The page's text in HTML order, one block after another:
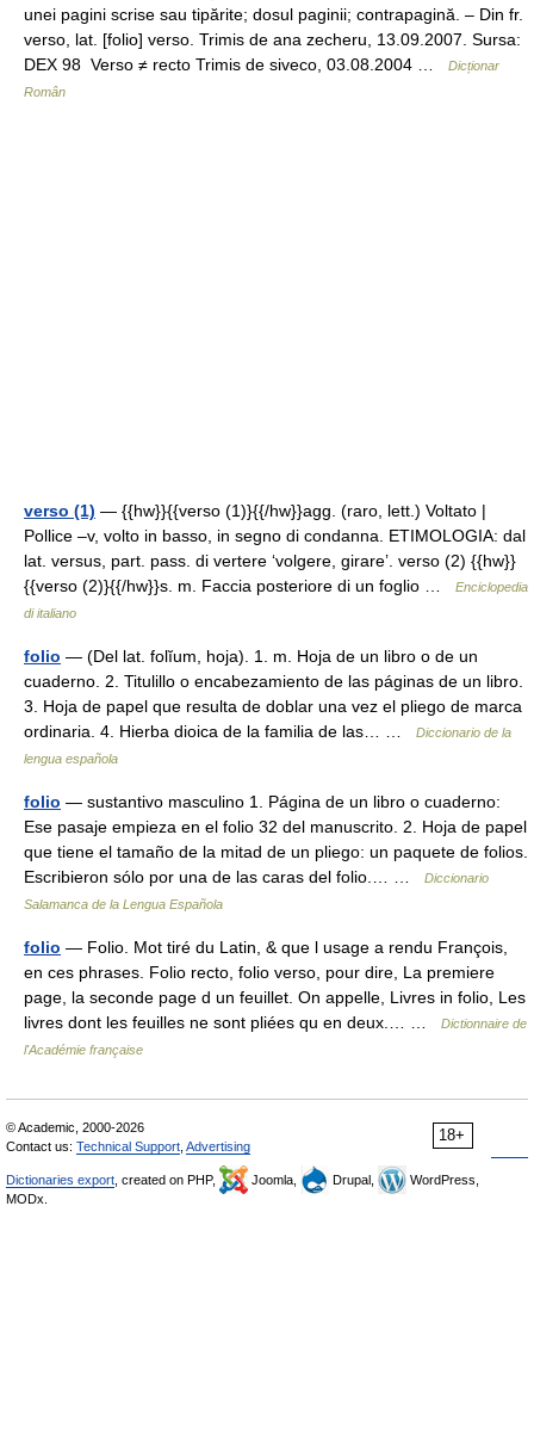
unei pagini scrise sau tipărite; dosul paginii; contrapagină. – Din fr.
verso, lat. [folio] verso. Trimis de ana zecheru, 13.09.2007. Sursa:
DEX 98 Verso ≠ recto Trimis de siveco, 03.08.2004 …
Dicționar
Român
verso (1) — {{hw}}{{verso (1)}{{/hw}}agg. (raro, lett.) Voltato |
Pollice –v, volto in basso, in segno di condanna. ETIMOLOGIA: dal
lat. versus, part. pass. di vertere ‘volgere, girare’. verso (2) {{hw}}
{{verso (2)}{{/hw}}s. m. Faccia posteriore di un foglio …
Enciclopedia
di italiano
folio — (Del lat. folĭum, hoja). 1. m. Hoja de un libro o de un
cuaderno. 2. Titulillo o encabezamiento de las páginas de un libro.
3. Hoja de papel que resulta de doblar una vez el pliego de marca
ordinaria. 4. Hierba dioica de la familia de las… …
Diccionario de la
lengua española
folio — sustantivo masculino 1. Página de un libro o cuaderno:
Ese pasaje empieza en el folio 32 del manuscrito. 2. Hoja de papel
que tiene el tamaño de la mitad de un pliego: un paquete de folios.
Escribieron sólo por una de las caras del folio.… …
Diccionario
Salamanca de la Lengua Española
folio — Folio. Mot tiré du Latin, & que l usage a rendu François,
en ces phrases. Folio recto, folio verso, pour dire, La premiere
page, la seconde page d un feuillet. On appelle, Livres in folio, Les
livres dont les feuilles ne sont pliées qu en deux.… …
Dictionnaire de
l'Académie française
18+
© Academic, 2000-2026
Contact us: Technical Support Advertising
Dictionaries export , created on PHP, Joomla, Drupal,
WordPress,
MODx.